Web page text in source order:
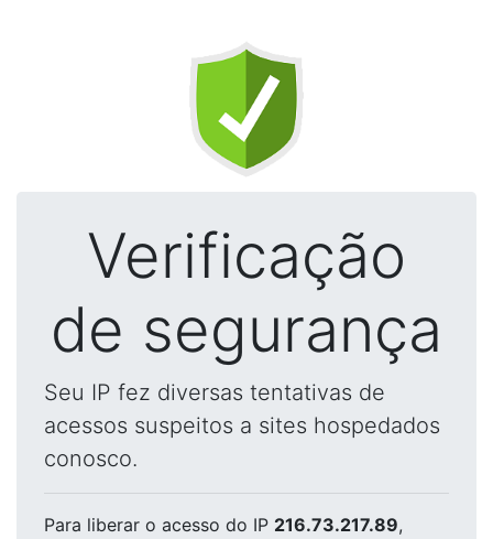
Verificação
de segurança
Seu IP fez diversas tentativas de
acessos suspeitos a sites hospedados
conosco.
Para liberar o acesso do IP 216.73.217.89,